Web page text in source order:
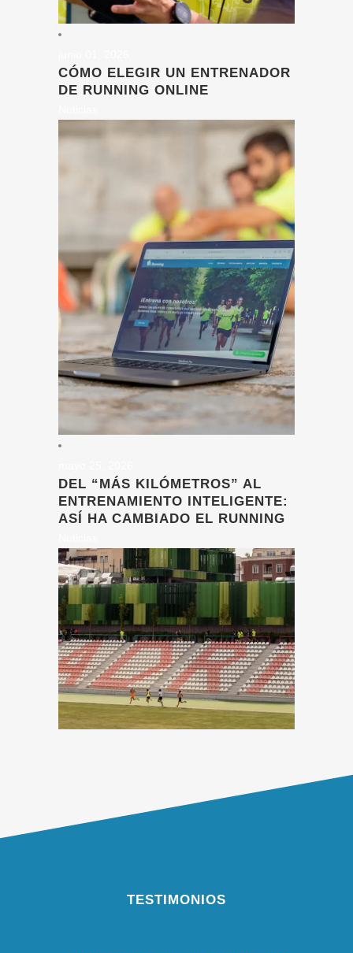
CÓMO ELEGIR UN ENTRENADOR
DE RUNNING ONLINE
DEL “MÁS KILÓMETROS” AL
ENTRENAMIENTO INTELIGENTE:
ASÍ HA CAMBIADO EL RUNNING
TESTIMONIOS